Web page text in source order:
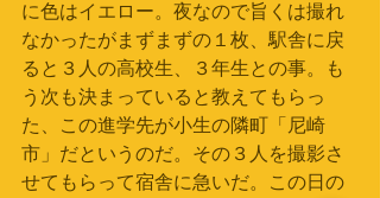
に色はイエロー。夜なので旨くは撮れ
なかったがまずまずの１枚、駅舎に戻
ると３人の高校生、３年生との事。も
う次も決まっていると教えてもらっ
た、この進学先が小生の隣町「尼崎
市」だというのだ。その３人を撮影さ
せてもらって宿舎に急いだ。この日の